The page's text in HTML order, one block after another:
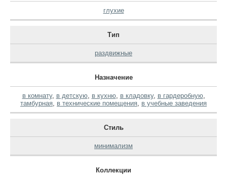
глухие
Тип
раздвижные
Назначение
в комнату, в детскую, в кухню, в кладовку, в гардеробную,
тамбурная в технические помещения в учебные заведения
Стиль
минимализм
Коллекции